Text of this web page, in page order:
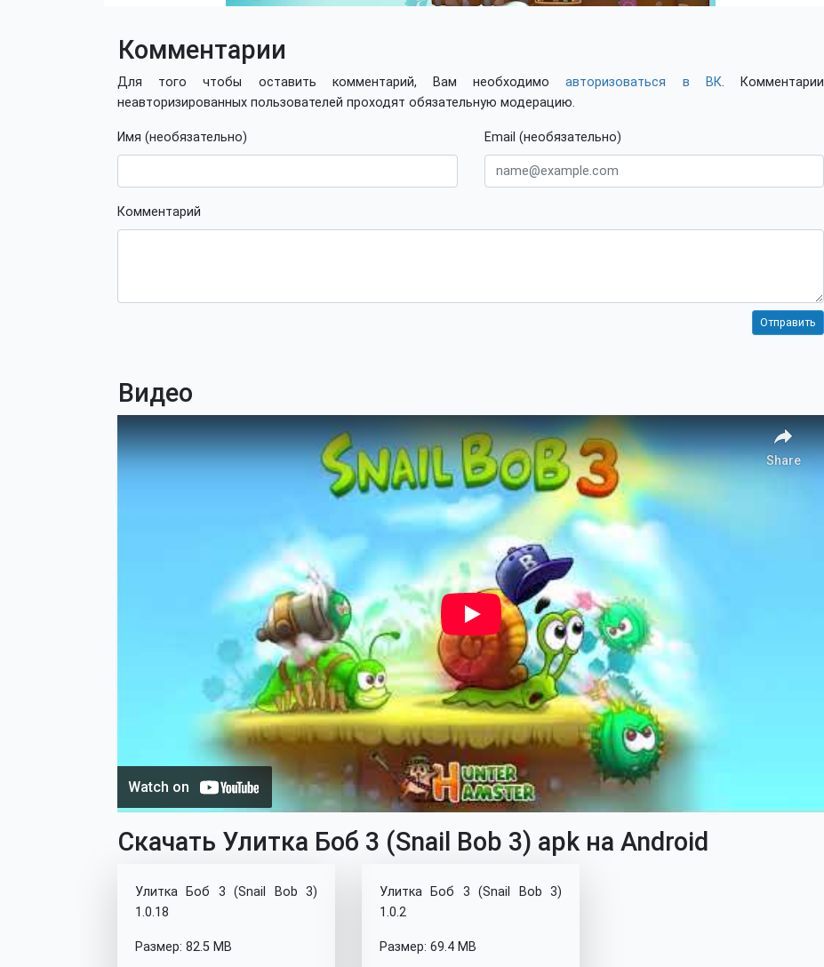
Комментарии
Для того чтобы оставить комментарий, Вам необходимоавторизоваться в ВК. Комментарии
неавторизированных пользователей проходят обязательную модерацию.
Имя (необязательно) Email (необязательно)
Комментарий
Видео
Скачать Улитка Боб 3 (Snail Bob 3) apk на Android
Улитка Боб 3 (Snail Bob 3)
1.0.18
Размер: 82.5 MB
Улитка Боб 3 (Snail Bob 3)
1.0.2
Размер: 69.4 MB